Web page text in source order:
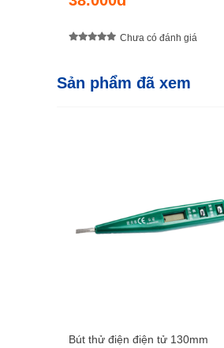
Chưa có đánh giá
Sản phẩm đã xem
Bút thử điện điện tử 130mm